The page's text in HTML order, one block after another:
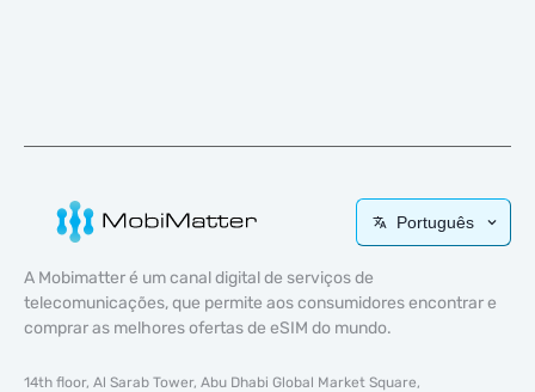
Português
A Mobimatter é um canal digital de serviços de
telecomunicações, que permite aos consumidores encontrar e
comprar as melhores ofertas de eSIM do mundo.
14th floor, Al Sarab Tower, Abu Dhabi Global Market Square,